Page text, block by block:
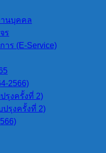
นบุคคล
ร
าร (E-Service)
2566)
รุงครั้งที่ 2)
รุงครั้งที่ 2)
2566)
ระจำปี